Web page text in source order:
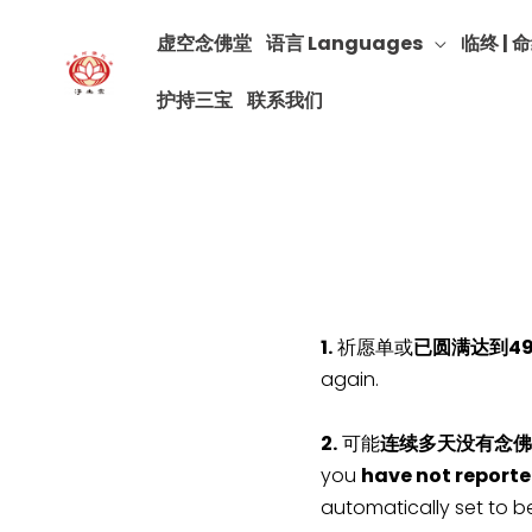
虚空念佛堂 语言 Languages 临终 |
护持三宝 联系我们
1.祈愿单或已圆满达到
again.
2.可能连续多天没有念
you have not
automatically set to